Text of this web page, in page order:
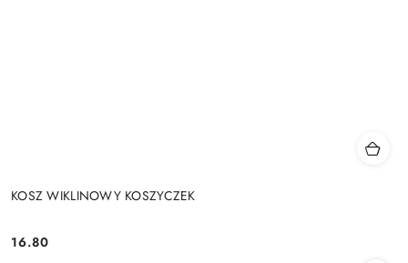
KOSZ WIKLINOWY KOSZYCZEK
Cena:
16.80